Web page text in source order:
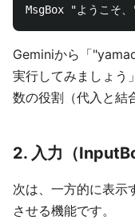
Geminiから「
実行してみましょう
数の役割（代入と結
2. 入力（
次は、一方的に表示
させる機能です。